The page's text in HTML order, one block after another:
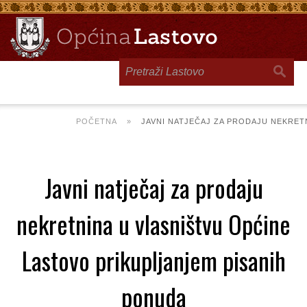
POČETNA » JAVNI NATJEČAJ ZA PRODAJU
Javni natječaj za prodaju
nekretnina u vlasništvu Općine
Lastovo prikupljanjem pisanih
ponuda